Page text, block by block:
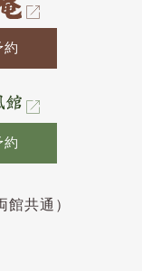
約
約
共通）